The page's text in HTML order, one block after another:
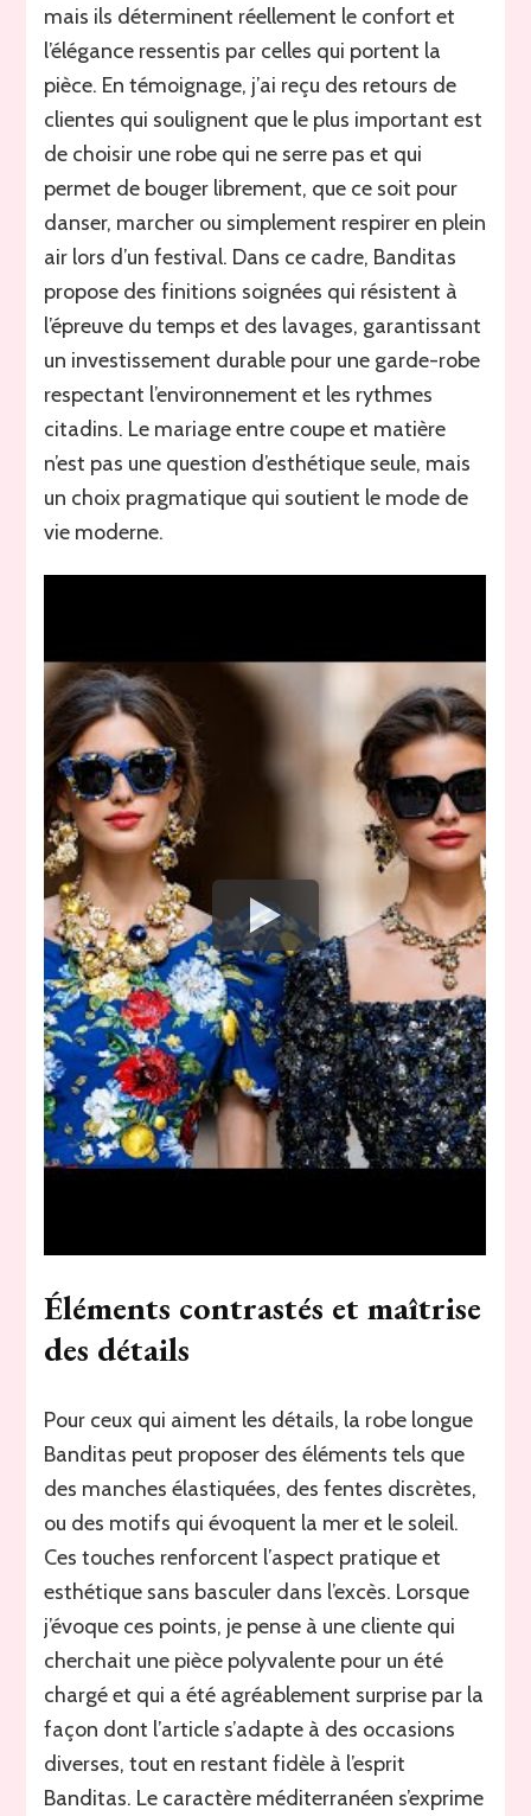
mais ils déterminent réellement le confort et
l’élégance ressentis par celles qui portent la
pièce. En témoignage, j’ai reçu des retours de
clientes qui soulignent que le plus important est
de choisir une robe qui ne serre pas et qui
permet de bouger librement, que ce soit pour
danser, marcher ou simplement respirer en plein
air lors d’un festival. Dans ce cadre, Banditas
propose des finitions soignées qui résistent à
l’épreuve du temps et des lavages, garantissant
un investissement durable pour une garde-robe
respectant l’environnement et les rythmes
citadins. Le mariage entre coupe et matière
n’est pas une question d’esthétique seule, mais
un choix pragmatique qui soutient le mode de
vie moderne.
Éléments contrastés et maîtrise
des détails
Pour ceux qui aiment les détails, la robe longue
Banditas peut proposer des éléments tels que
des manches élastiquées, des fentes discrètes,
ou des motifs qui évoquent la mer et le soleil.
Ces touches renforcent l’aspect pratique et
esthétique sans basculer dans l’excès. Lorsque
j’évoque ces points, je pense à une cliente qui
cherchait une pièce polyvalente pour un été
chargé et qui a été agréablement surprise par la
façon dont l’article s’adapte à des occasions
diverses, tout en restant fidèle à l’esprit
Banditas. Le caractère méditerranéen s’exprime